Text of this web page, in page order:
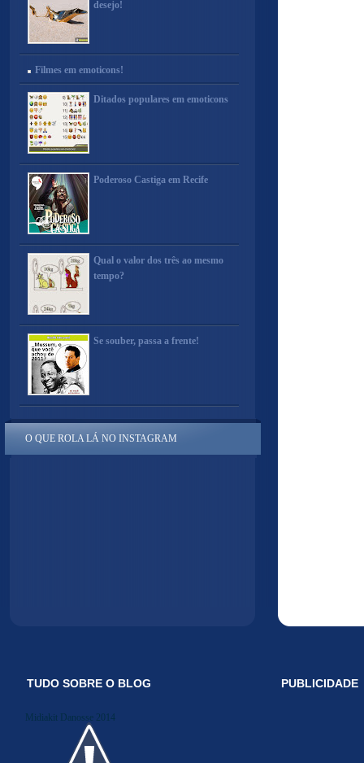
desejo!
Filmes em emoticons!
Ditados populares em emoticons
Poderoso Castiga em Recife
Qual o valor dos três ao mesmo
tempo?
Se souber, passa a frente!
O QUE ROLA LÁ NO INSTAGRAM
TUDO SOBRE O BLOG
Midiakit Danosse 2014
PUBLICIDADE